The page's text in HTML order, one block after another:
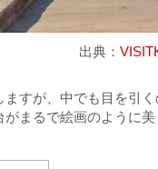
出典：
すが、中でも目を引く
まるで絵画のように